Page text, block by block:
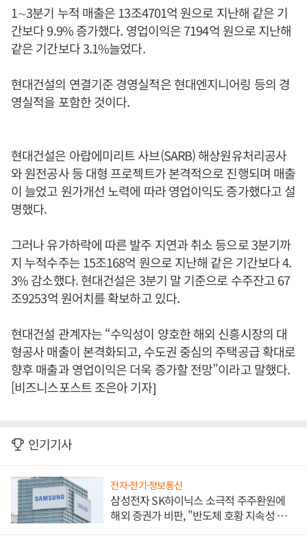
1∼3분기 누적 매출은 13조4701억 원으로 지난해 같은 기
간보다 9.9% 증가했다. 영업이익은 7194억 원으로 지난해
같은 기간보다 3.1%늘었다.
현대건설의 연결기준 경영실적은 현대엔지니어링 등의 경
영실적을 포함한 것이다.
현대건설은 아랍에미리트 사브(SARB) 해상원유처리공사
와 원전공사 등 대형 프로젝트가 본격적으로 진행되며 매출
이 늘었고 원가개선 노력에 따라 영업이익도 증가했다고 설
명했다.
그러나 유가하락에 따른 발주 지연과 취소 등으로 3분기까
지 누적수주는 15조168억 원으로 지난해 같은 기간보다 4.
3% 감소했다. 현대건설은 3분기 말 기준으로 수주잔고 67
조9253억 원어치를 확보하고 있다.
현대건설 관계자는 “수익성이 양호한 해외 신흥시장의 대
형공사 매출이 본격화되고, 수도권 중심의 주택공급 확대로
향후 매출과 영업이익은 더욱 증가할 전망”이라고 말했다.
[비즈니스포스트 조은아 기자]
인기기사
전자·전기·정보통신
삼성전자 SK하이닉스 소극적 주주환원에
해외 증권가 비판, "반도체 호황 지속성 의